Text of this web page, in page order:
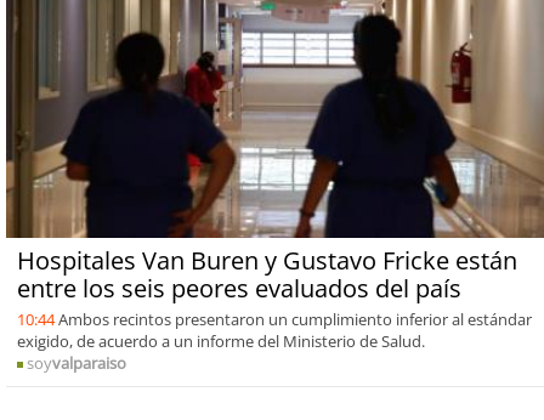
Hospitales Van Buren y Gustavo Fricke están
entre los seis peores evaluados del país
10:44Ambos recintos presentaron un cumplimiento inferior al estándar
exigido, de acuerdo a un informe del Ministerio de Salud.
soyvalparaiso